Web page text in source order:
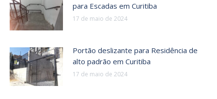
para Escadas em Curitiba
17 de maio de 2024
Portão deslizante para Residência de
alto padrão em Curitiba
17 de maio de 2024